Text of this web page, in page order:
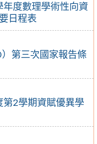
度數理學術性向資
日程表
第三次國家報告條
2學期資賦優異學